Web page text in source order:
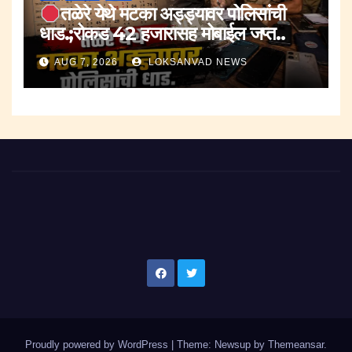
तळेरे येथे मटका अड्ड्यावर पोलिसांची
धाड.;रोकड 42 हजारासह मोबाईल जप्त..
AUG 7, 2026 LOKSANVAD NEWS
Proudly powered by WordPress Theme: Newsup by Themeansar.